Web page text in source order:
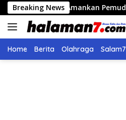
Langsung
ke
konten
Breaking News
Pemuda Bawa 2 Kg Ganja
Home Berita Olahraga Salam7